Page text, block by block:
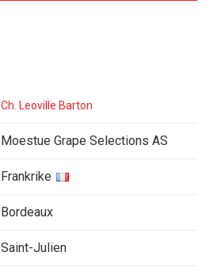
Ch. Leoville Barton
Moestue Grape Selections AS
Frankrike
Bordeaux
Saint-Julien